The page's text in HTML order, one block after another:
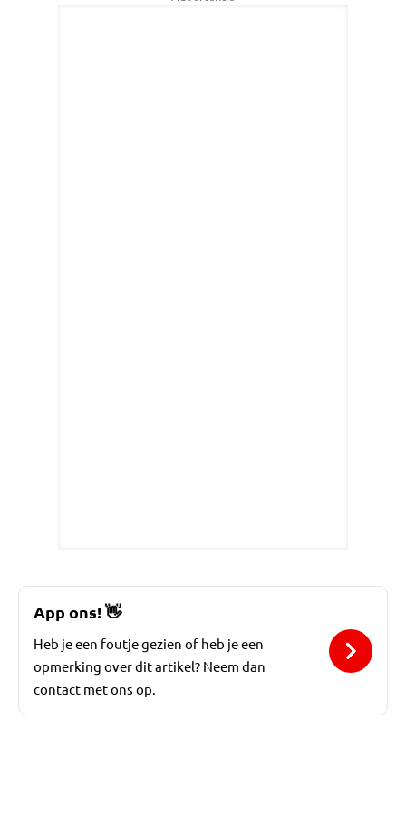
App ons!👋
Heb je een foutje gezien of heb je een
opmerking over dit artikel? Neem dan
contact met ons op.